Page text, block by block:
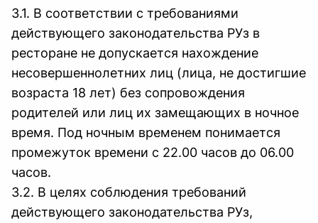
3.1. В соответствии с требованиями
действующего законодательства РУз в
ресторане не допускается нахождение
несовершеннолетних лиц (лица, не достигшие
возраста 18 лет) без сопровождения
родителей или лиц их замещающих в ночное
время. Под ночным временем понимается
промежуток времени с 22.00 часов до 06.00
часов.
3.2. В целях соблюдения требований
действующего законодательства РУз,